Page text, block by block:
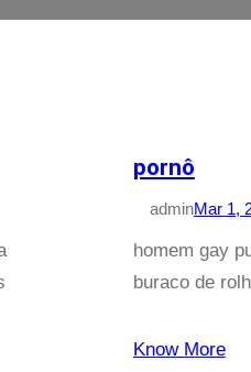
pornô
adminMar 1,
homem gay
buraco de
Know More